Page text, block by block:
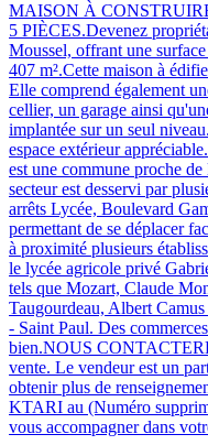
MAISON À
5 PIÈCES.Devenez
Moussel, offrant une
407 m².Cette maison à
Elle comprend également
cellier, un garage ainsi
implantée sur un seul
espace extérieur
est une commune proche
secteur est desservi par
arrêts Lycée, Boulevard
permettant de se déplacer
à proximité plusieurs
le lycée agricole privé
tels que Mozart, Claude
Taugourdeau, Albert
- Saint Paul. Des
bien.NOUS
vente. Le vendeur est un
obtenir plus de
KTARI au (Numéro
vous accompagner dans